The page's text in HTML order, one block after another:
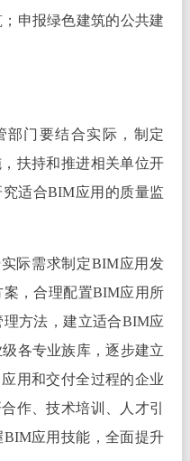
申报绿色建筑的公共建
部门要结合实际，制定
扶持和推进相关单位开
适合BIM应用的质量监
际需求制定BIM应用发
，合理配置BIM应用所
方法，建立适合BIM应
各专业族库，逐步建立
用和交付全过程的企业
作、技术培训、人才引
应用技能，全面提升